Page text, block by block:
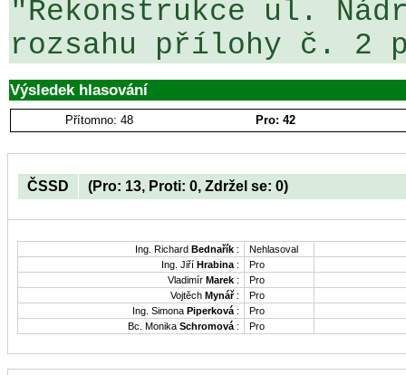
"Rekonstrukce ul.
rozsahu přílohy č. 2
Výsledek hlasování
Přítomno: 48 Pro: 42
ČSSD (Pro: 13, Proti: 0, Zdržel se: 0)
Ing. Richard Bednařík :
Nehlasoval
Ing. Jiří Hrabina :
Pro
Vladimír Marek :
Pro
Vojtěch Mynář:
Pro
Ing. Simona Piperková :
Pro
Bc. Monika Schromová : Pro